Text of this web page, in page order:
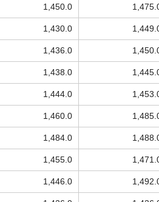
1,450.0
1,430.0
1,436.0
1,438.0
1,444.0
1,460.0
1,484.0
1,455.0
1,446.0